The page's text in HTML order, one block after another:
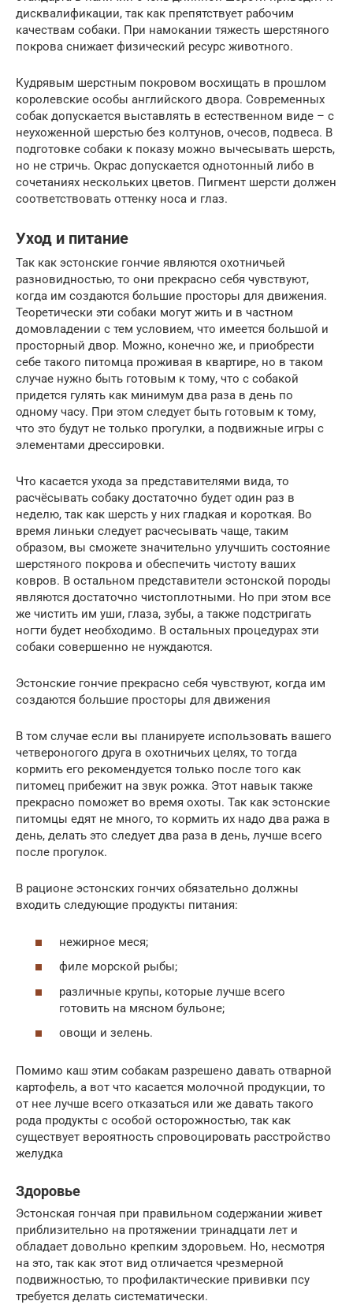
дисквалификации, так как препятствует рабочим
качествам собаки. При намокании тяжесть шерстяного
покрова снижает физический ресурс животного.
Кудрявым шерстным покровом восхищать в прошлом
королевские особы английского двора. Современных
собак допускается выставлять в естественном виде – с
неухоженной шерстью без колтунов, очесов, подвеса. В
подготовке собаки к показу можно вычесывать шерсть,
но не стричь. Окрас допускается однотонный либо в
сочетаниях нескольких цветов. Пигмент шерсти должен
соответствовать оттенку носа и глаз.
Уход и питание
Так как эстонские гончие являются охотничьей
разновидностью, то они прекрасно себя чувствуют,
когда им создаются большие просторы для движения.
Теоретически эти собаки могут жить и в частном
домовладении с тем условием, что имеется большой и
просторный двор. Можно, конечно же, и приобрести
себе такого питомца проживая в квартире, но в таком
случае нужно быть готовым к тому, что с собакой
придется гулять как минимум два раза в день по
одному часу. При этом следует быть готовым к тому,
что это будут не только прогулки, а подвижные игры с
элементами дрессировки.
Что касается ухода за представителями вида, то
расчёсывать собаку достаточно будет один раз в
неделю, так как шерсть у них гладкая и короткая. Во
время линьки следует расчесывать чаще, таким
образом, вы сможете значительно улучшить состояние
шерстяного покрова и обеспечить чистоту ваших
ковров. В остальном представители эстонской породы
являются достаточно чистоплотными. Но при этом все
же чистить им уши, глаза, зубы, а также подстригать
ногти будет необходимо. В остальных процедурах эти
собаки совершенно не нуждаются.
Эстонские гончие прекрасно себя чувствуют, когда им
создаются большие просторы для движения
В том случае если вы планируете использовать вашего
четвероногого друга в охотничьих целях, то тогда
кормить его рекомендуется только после того как
питомец прибежит на звук рожка. Этот навык также
прекрасно поможет во время охоты. Так как эстонские
питомцы едят не много, то кормить их надо два ража в
день, делать это следует два раза в день, лучше всего
после прогулок.
В рационе эстонских гончих обязательно должны
входить следующие продукты питания:
нежирное меся;
филе морской рыбы;
различные крупы, которые лучше всего
готовить на мясном бульоне;
овощи и зелень.
Помимо каш этим собакам разрешено давать отварной
картофель, а вот что касается молочной продукции, то
от нее лучше всего отказаться или же давать такого
рода продукты с особой осторожностью, так как
существует вероятность спровоцировать расстройство
желудка
Здоровье
Эстонская гончая при правильном содержании живет
приблизительно на протяжении тринадцати лет и
обладает довольно крепким здоровьем. Но, несмотря
на это, так как этот вид отличается чрезмерной
подвижностью, то профилактические прививки псу
требуется делать систематически.